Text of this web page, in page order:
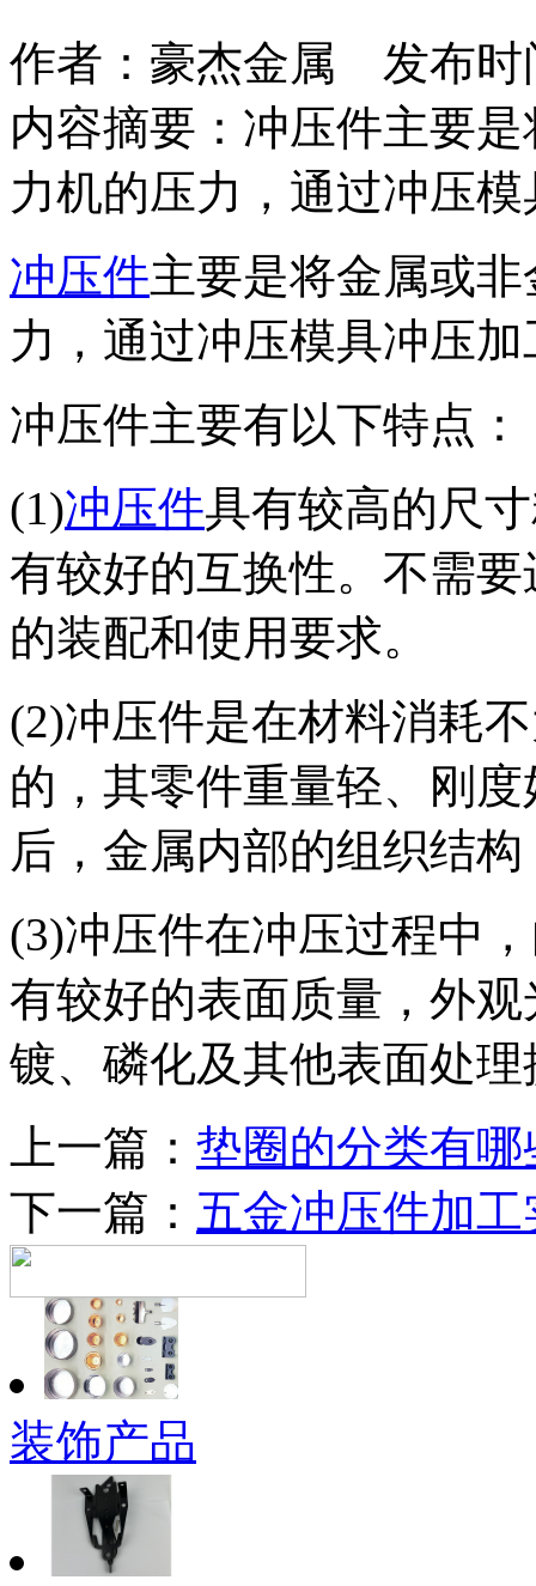
作者：豪杰金属 发布时
内容摘要：冲压件主要
力机的压力，通过冲压
冲压件主要是将金属或
力，通过冲压模具冲压
冲压件主要有以下特点：
(1)冲压件具有较高的尺
有较好的互换性。不需
的装配和使用要求。
(2)冲压件是在材料消耗
的，其零件重量轻、刚
后，金属内部的组织结
(3)冲压件在冲压过程中
有较好的表面质量，外
镀、磷化及其他表面处
上一篇： 垫圈的分类有哪
下一篇： 五金冲压件加
装饰产品